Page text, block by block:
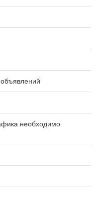
необходимо